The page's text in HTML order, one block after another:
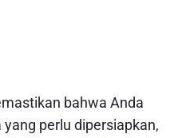
bahwa Anda
perlu dipersiapkan,